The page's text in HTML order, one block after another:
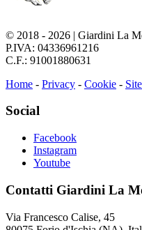
© 2018 - 2026 | Giardini La
P.IVA: 04336961216
C.F.: 91001880631
Home - Privacy - Cookie -
Social
Facebook
Instagram
Youtube
Contatti Giardini La
Via Francesco Calise, 45